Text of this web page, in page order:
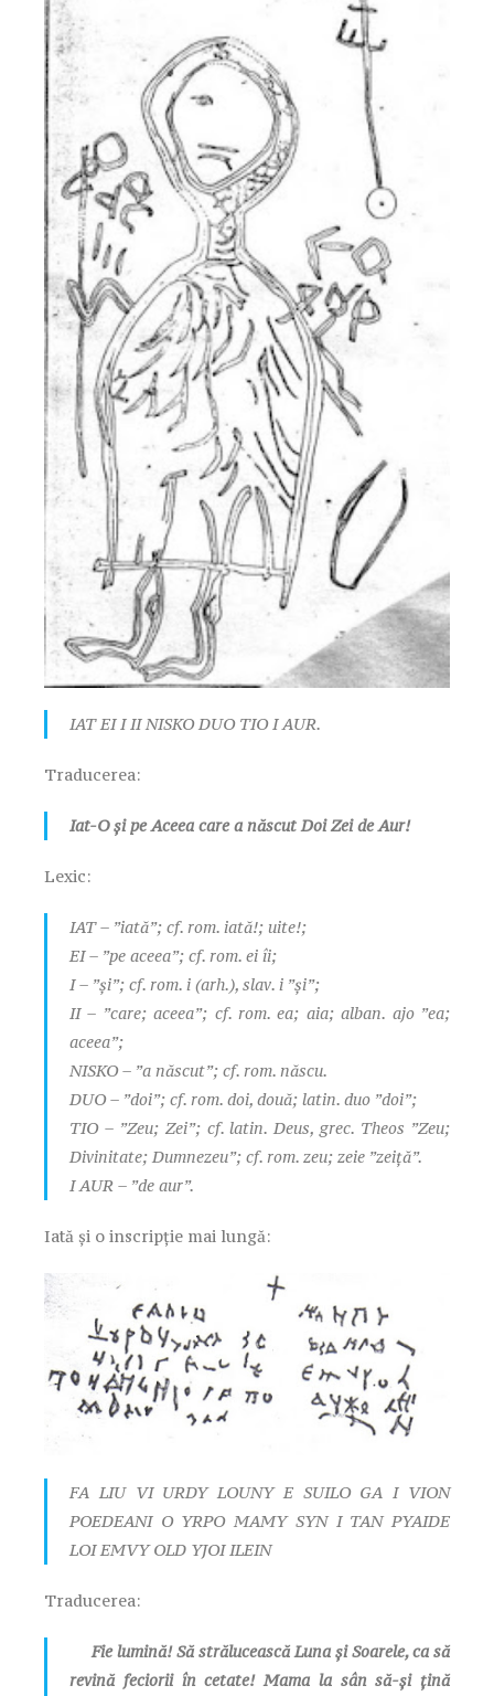
IAT EI I II NISKO DUO TIO I AUR.
Traducerea:
Iat-O și pe Aceea care a născut Doi Zei de Aur!
Lexic:
IAT – ”iată”; cf. rom. iată!; uite!;
EI – ”pe aceea”; cf. rom. ei îi;
I – ”și”; cf. rom. i (arh.), slav. i ”și”;
II – ”care; aceea”; cf. rom. ea; aia; alban. ajo ”ea;
aceea”;
NISKO – ”a născut”; cf. rom. născu.
DUO – ”doi”; cf. rom. doi, două; latin. duo ”doi”;
TIO – ”Zeu; Zei”; cf. latin. Deus, grec. Theos ”Zeu;
Divinitate; Dumnezeu”; cf. rom. zeu; zeie ”zeiță”.
I AUR – ”de aur”.
Iată și o inscripție mai lungă:
FA LIU VI URDY LOUNY E SUILO GA I VION
POEDEANI O YRPO MAMY SYN I TAN PYAIDE
LOI EMVY OLD YJOI ILEIN
Traducerea:
Fie lumină! Să strălucească Luna și Soarele, ca să
revină feciorii în cetate! Mama la sân să-și țină